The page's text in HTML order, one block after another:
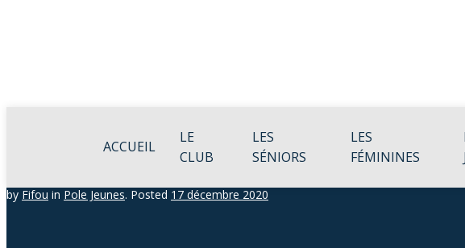
ACCUEIL
LE
CLUB
LES
SÉNIORS
LES
FÉMININES
by Fifou in Pole Jeunes. Posted 17 décembre 2020